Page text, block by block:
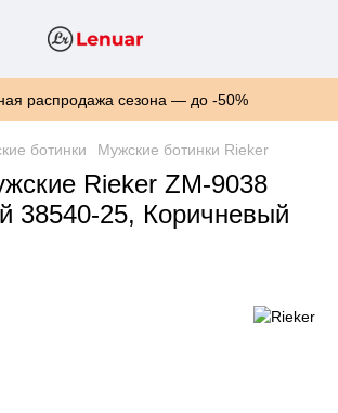
распродажа сезона — до -50%
ботинки Мужские ботинки Rieker
Rieker ZM-9038
38540-25, Коричневый